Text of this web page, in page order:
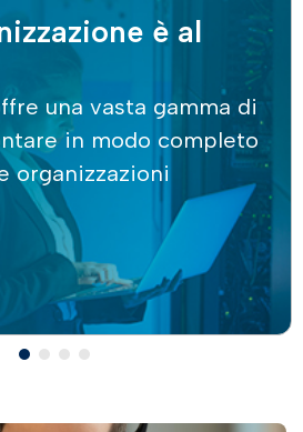
è al
una vasta gamma di
in modo completo
organizzazioni